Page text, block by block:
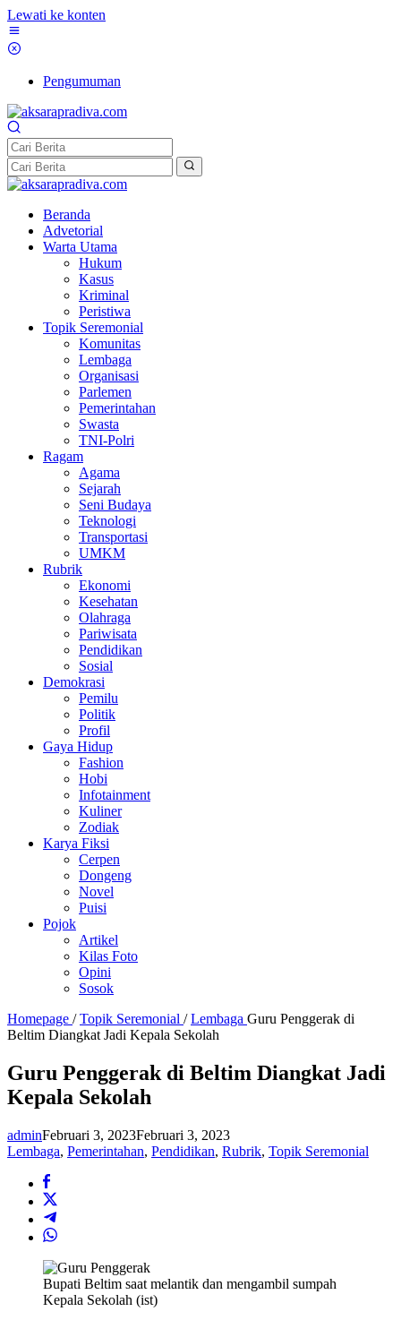
Lewati ke konten
Pengumuman
Beranda
Advetorial
Warta Utama
Hukum
Kasus
Kriminal
Peristiwa
Topik Seremonial
Komunitas
Lembaga
Organisasi
Parlemen
Pemerintahan
Swasta
TNI-Polri
Ragam
Agama
Sejarah
Seni Budaya
Teknologi
Transportasi
UMKM
Rubrik
Ekonomi
Kesehatan
Olahraga
Pariwisata
Pendidikan
Sosial
Demokrasi
Pemilu
Politik
Profil
Gaya Hidup
Fashion
Hobi
Infotainment
Kuliner
Zodiak
Karya Fiksi
Cerpen
Dongeng
Novel
Puisi
Pojok
Artikel
Kilas Foto
Opini
Sosok
Homepage / Topik Seremonial / Lembaga Guru Penggerak di
Beltim Diangkat Jadi Kepala Sekolah
Guru Penggerak di Beltim Diangkat Jadi
Kepala Sekolah
adminFebruari 3, 2023Februari 3, 2023
Lembaga, Pemerintahan, Pendidikan, Rubrik, Topik Seremonial
Bupati Beltim saat melantik dan mengambil sumpah
Kepala Sekolah (ist)